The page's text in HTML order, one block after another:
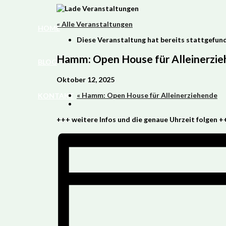
HOME
KONTAKT
« Alle Veranstaltungen
Diese Veranstaltung hat bereits
Hamm: Open House für
Oktober 12, 2025
« Hamm: Open House für Alleinerziehende
+++ weitere Infos und die genaue Uhrzeit folgen